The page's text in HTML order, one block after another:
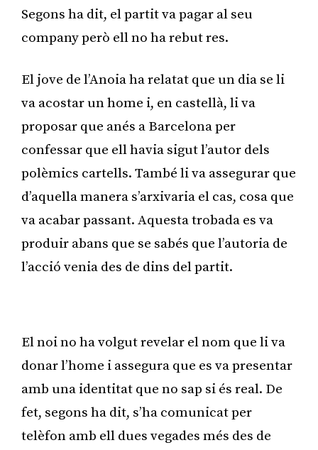
Segons ha dit, el partit va pagar al seu
company però ell no ha rebut res.
El jove de l’Anoia ha relatat que un dia se li
va acostar un home i, en castellà, li va
proposar que anés a Barcelona per
confessar que ell havia sigut l’autor dels
polèmics cartells. També li va assegurar que
d’aquella manera s’arxivaria el cas, cosa que
va acabar passant. Aquesta trobada es va
produir abans que se sabés que l’autoria de
l’acció venia des de dins del partit.
El noi no ha volgut revelar el nom que li va
donar l’home i assegura que es va presentar
amb una identitat que no sap si és real. De
fet, segons ha dit, s’ha comunicat per
telèfon amb ell dues vegades més des de